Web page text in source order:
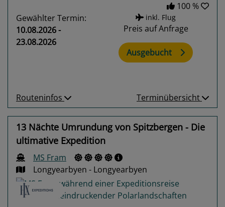
100 %
Gewählter Termin:
10.08.2026 -
23.08.2026
inkl. Flug
Preis auf Anfrage
Ausgebucht
Routeninfos Terminübersicht
13 Nächte Umrundung von Spitzbergen - Die
ultimative Expedition
MS Fram
Longyearbyen - Longyearbyen